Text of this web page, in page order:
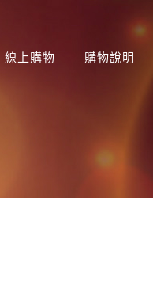
線上購物 購物說明